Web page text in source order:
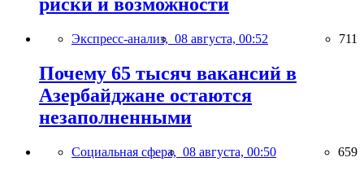
риски и возможности
Экспресс-анализ, 08 августа, 00:52 711
Почему 65 тысяч вакансий в
Азербайджане остаются
незаполненными
Социальная сфера, 08 августа, 00:50 659